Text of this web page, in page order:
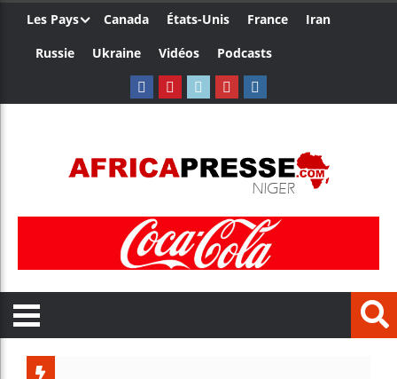
Les Pays Canada États-Unis France
Iran
Russie
Ukraine Vidéos Podcasts